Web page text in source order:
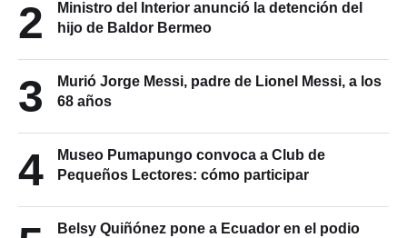
2
Ministro del Interior anunció la detención del
hijo de Baldor Bermeo
3
Murió Jorge Messi, padre de Lionel Messi, a los
68 años
4
Museo Pumapungo convoca a Club de
Pequeños Lectores: cómo participar
Belsy Quiñónez pone a Ecuador en el podio